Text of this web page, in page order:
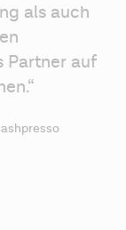
als auch
Partner auf